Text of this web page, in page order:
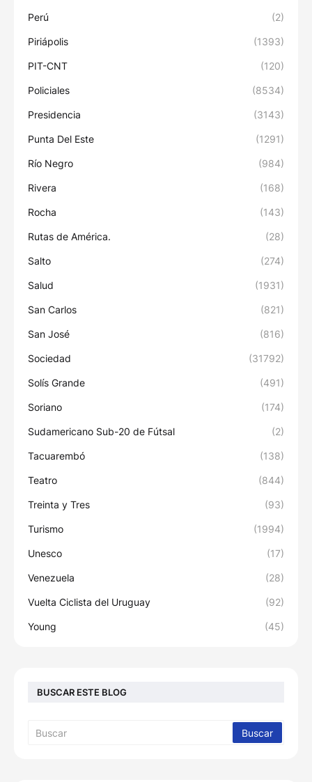
Perú (2)
Piriápolis (1393)
PIT-CNT (120)
Policiales (8534)
Presidencia (3143)
Punta Del Este (1291)
Río Negro (984)
Rivera (168)
Rocha (143)
Rutas de América. (28)
Salto (274)
Salud (1931)
San Carlos (821)
San José (816)
Sociedad (31792)
Solís Grande (491)
Soriano (174)
Sudamericano Sub-20 de Fútsal (2)
Tacuarembó (138)
Teatro (844)
Treinta y Tres (93)
Turismo (1994)
Unesco (17)
Venezuela (28)
Vuelta Ciclista del Uruguay (92)
Young (45)
BUSCAR ESTE BLOG